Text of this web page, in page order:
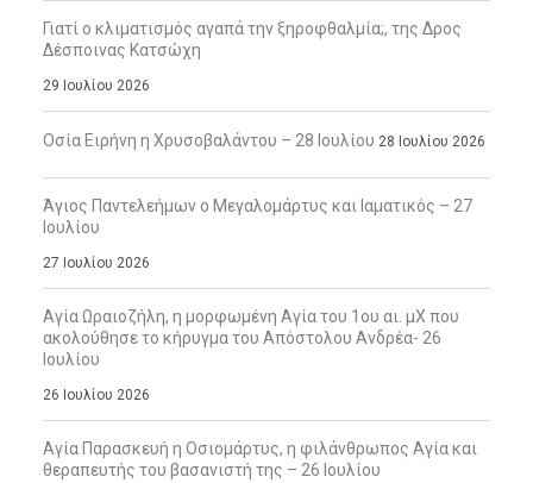
Γιατί ο κλιματισμός αγαπά την ξηροφθαλμία;, της Δρος
Δέσποινας Κατσώχη
29 Ιουλίου 2026
Οσία Ειρήνη η Χρυσοβαλάντου – 28 Ιουλίου 28 Ιουλίου 2026
Άγιος Παντελεήμων ο Μεγαλομάρτυς και Ιαματικός – 27
Ιουλίου
27 Ιουλίου 2026
Αγία Ωραιοζήλη, η μορφωμένη Αγία του 1ου αι. μΧ που
ακολούθησε το κήρυγμα του Απόστολου Ανδρέα- 26
Ιουλίου
26 Ιουλίου 2026
Αγία Παρασκευή η Οσιομάρτυς, η φιλάνθρωπος Αγία και
θεραπευτής του βασανιστή της – 26 Ιουλίου